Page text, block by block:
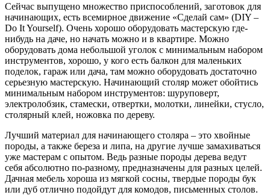
Сейчас выпущено множество приспособлений, заготовок для
начинающих, есть всемирное движение «Cделай сам» (DIY –
Do It Yourself). Очень хорошо оборудовать мастерскую где-
нибудь на даче, но начать можно и в квартире. Можно
оборудовать дома небольшой уголок с минимальным набором
инструментов, хорошо, у кого есть балкон для маленьких
поделок, гараж или дача, там можно оборудовать достаточно
серьезную мастерскую. Начинающий столяр может обойтись
минимальным набором инструментов: шуруповерт,
электролобзик, стамески, отвертки, молотки, линейки, стусло,
столярный клей, ножовка по дереву.
Лучший материал для начинающего столяра – это хвойные
породы, а также береза и липа, на другие лучше замахиваться
уже мастерам с опытом. Ведь разные породы дерева ведут
себя абсолютно по-разному, предназначены для разных целей.
Дачная мебель хороша из мягкой сосны, твердые породы бук
или дуб отлично подойдут для комодов, письменных столов.